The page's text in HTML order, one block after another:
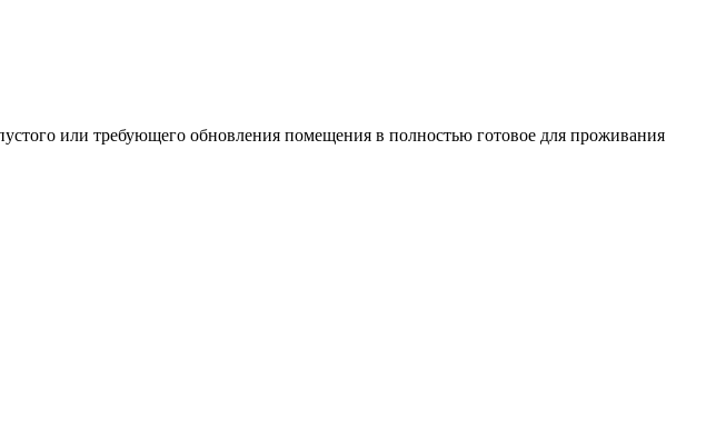
или требующего обновления помещения в полностью готовое для проживания